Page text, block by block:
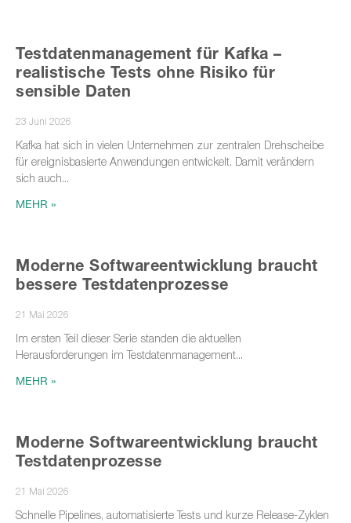
Testdatenmanagement für Kafka –
realistische Tests ohne Risiko für
sensible Daten
23 Juni 2026
Kafka hat sich in vielen Unternehmen zur zentralen Drehscheibe
für ereignisbasierte Anwendungen entwickelt. Damit verändern
sich auch
MEHR »
Moderne Softwareentwicklung braucht
bessere Testdatenprozesse
21 Mai 2026
Im ersten Teil dieser Serie standen die aktuellen
Herausforderungen im Testdatenmanagement
MEHR »
Moderne Softwareentwicklung braucht
Testdatenprozesse
21 Mai 2026
Schnelle Pipelines, automatisierte Tests und kurze Release-Zyklen